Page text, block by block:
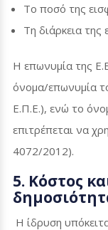
Το ποσό της
Τη διάρκεια της
Η επωνυμία της
όνομα/επωνυμία
Ε.Π.Ε.), ενώ το
επιτρέπεται να
4072/2012).
5. Κόστος
Η ίδρυση